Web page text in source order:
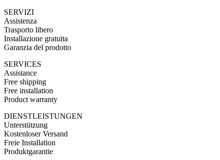
SERVIZI
Assistenza
Trasporto libero
Installazione gratuita
Garanzia del prodotto
SERVICES
Assistance
Free shipping
Free installation
Product warranty
DIENSTLEISTUNGEN
Unterstützung
Kostenloser Versand
Freie Installation
Produktgarantie